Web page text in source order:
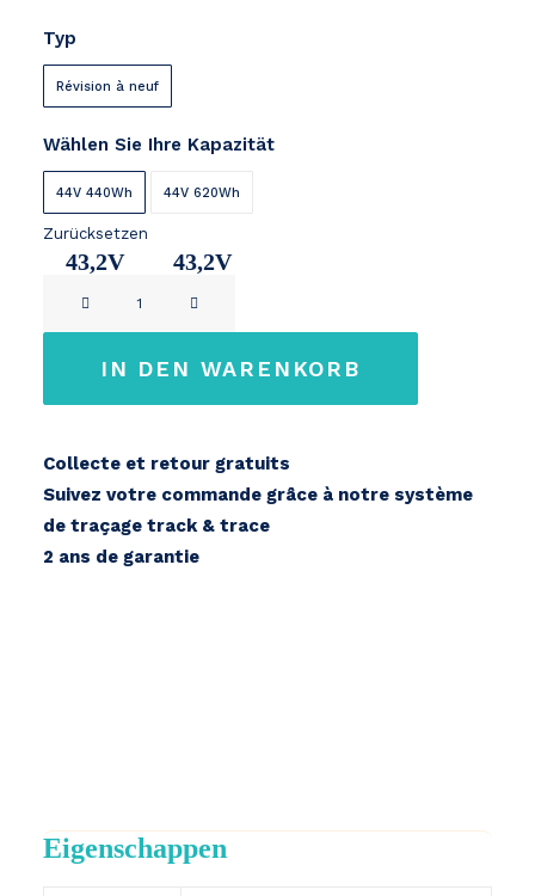
Typ
Révision à neuf
Wählen Sie Ihre Kapazität
44V 440Wh
43,2V
44V 620Wh
43,2V
Zurücksetzen
IN DEN WARENKORB
Collecte et retour gratuits
Suivez votre commande grâce à notre système
de traçage track & trace
2 ans de garantie
Eigenschappen